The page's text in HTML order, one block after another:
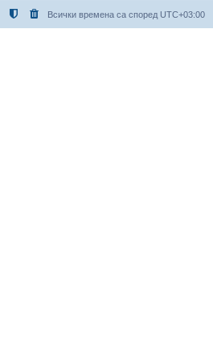
Всички времена са според UTC+03:00